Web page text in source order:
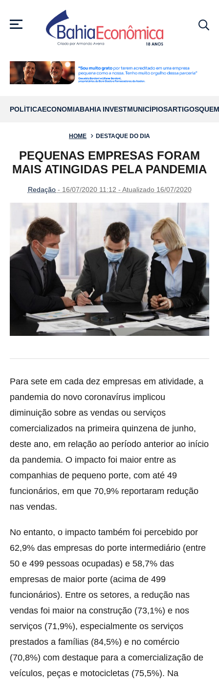
MENU
POLÍTICAECONOMIABAHIA INVESTMUNICÍPIOSARTIGOS
HOME DESTAQUE DO DIA
PEQUENAS EMPRESAS FORAM
MAIS ATINGIDAS PELA PANDEMIA
Redação- 16/07/2020 11:12 - Atualizado 16/07/2020
Para sete em cada dez empresas em atividade, a
pandemia do novo coronavírus implicou
diminuição sobre as vendas ou serviços
comercializados na primeira quinzena de junho,
deste ano, em relação ao período anterior ao início
da pandemia. O impacto foi maior entre as
companhias de pequeno porte, com até 49
funcionários, em que 70,9% reportaram redução
nas vendas.
No entanto, o impacto também foi percebido por
62,9% das empresas do porte intermediário (entre
50 e 499 pessoas ocupadas) e 58,7% das
empresas de maior porte (acima de 499
funcionários). Entre os setores, a redução nas
vendas foi maior na construção (73,1%) e nos
serviços (71,9%), especialmente os serviços
prestados a famílias (84,5%) e no comércio
(70,8%) com destaque para a comercialização de
veículos, peças e motocicletas (75,5%). Na